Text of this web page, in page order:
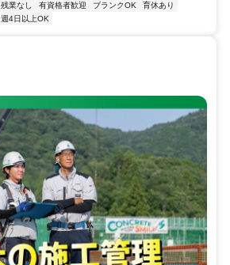
残業なし 有資格者歓迎 ブランクOK
育休あり
週4日以上OK